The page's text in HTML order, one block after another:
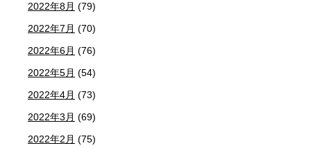
2022年8月 (79)
2022年7月 (70)
2022年6月 (76)
2022年5月 (54)
2022年4月 (73)
2022年3月 (69)
2022年2月 (75)